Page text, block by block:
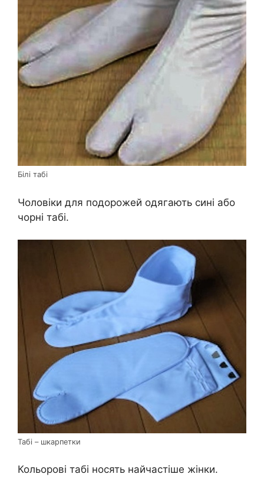
Білі табі
Чоловіки для подорожей одягають сині або
чорні табі.
Табі – шкарпетки
Кольорові табі носять найчастіше жінки.